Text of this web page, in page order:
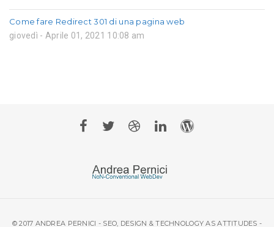
Come fare Redirect 301 di una pagina web
giovedì - Aprile 01, 2021 10:08 am
© 2017 ANDREA PERNICI - SEO, DESIGN & TECHNOLOGY AS ATTITUDES -